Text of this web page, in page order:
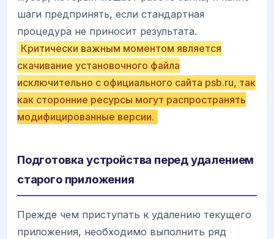
шаги предпринять, если стандартная
процедура не приносит результата.
Критически важным моментом является
скачивание установочного файла
исключительно с официального сайта psb.ru, так
как сторонние ресурсы могут распространять
модифицированные версии.
Подготовка устройства перед удалением
старого приложения
Прежде чем приступать к удалению текущего
приложения, необходимо выполнить ряд